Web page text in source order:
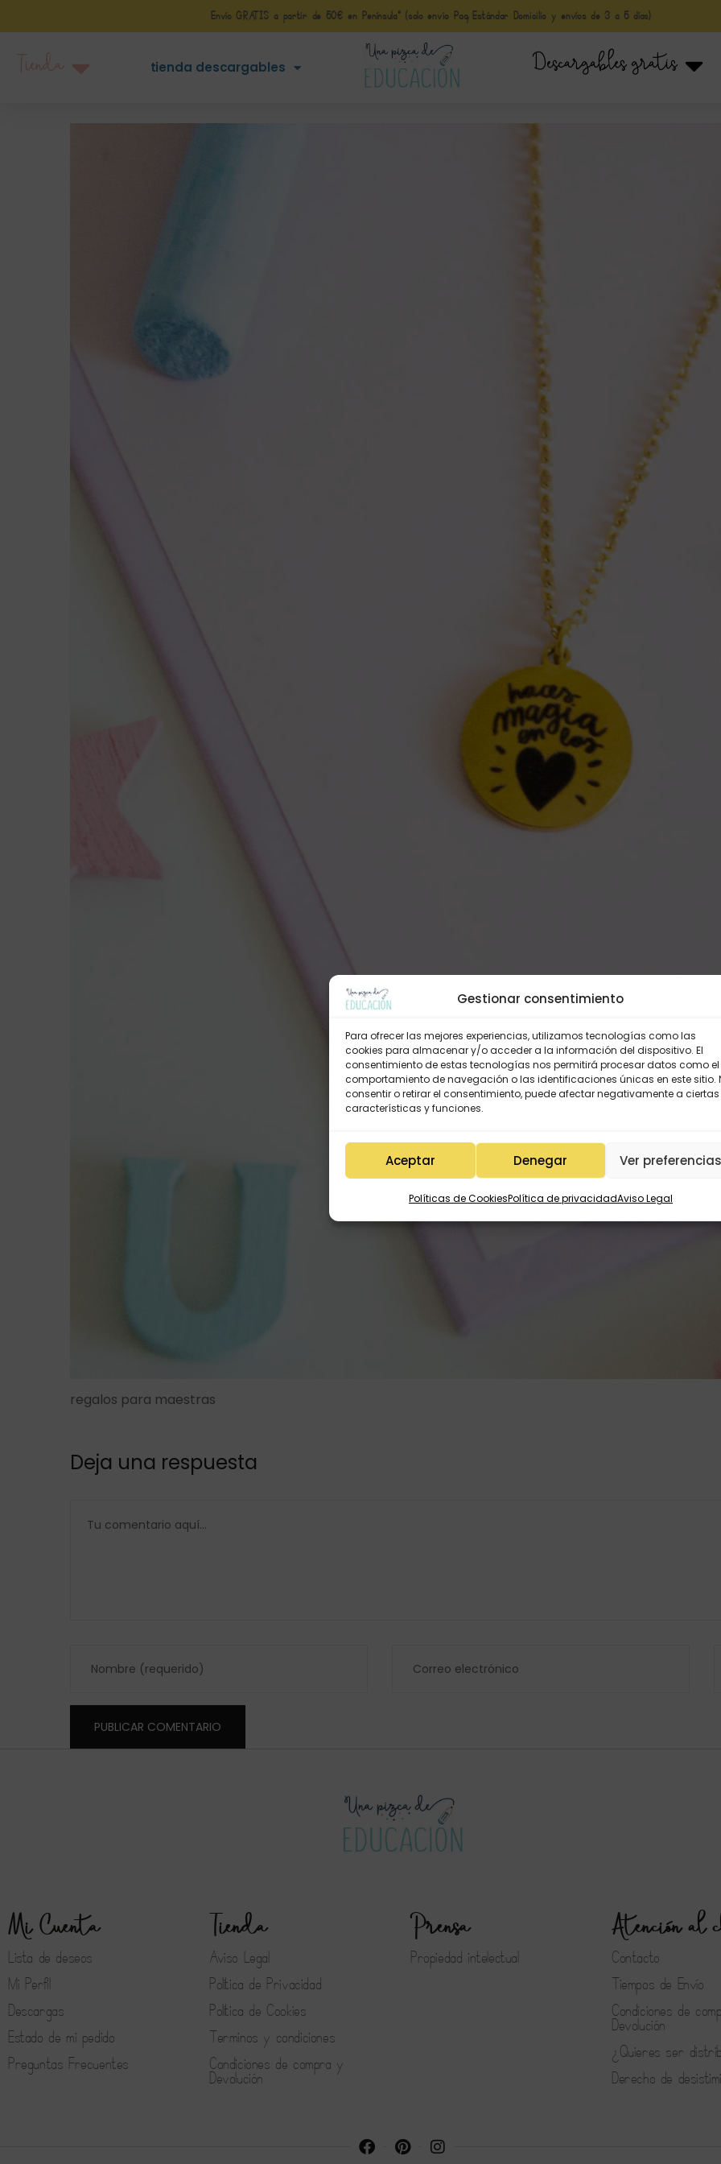
Gestionar consentimiento
Para ofrecer las mejores experiencias, utilizamos tecnologías como las
cookies para almacenar y/o acceder a la información del dispositivo. El
consentimiento de estas tecnologías nos permitirá procesar datos como el
comportamiento de navegación o las identificaciones únicas en este sitio.
consentir o retirar el consentimiento, puede afectar negativamente a ciertas
características y funciones.
Aceptar Denegar Ver
Políticas de CookiesPolítica de privacidadAviso Legal
Envío GRATIS a partir de 50€ en Península* (solo envio Paq Estándar Domicilio y envíos de 3 a 5 días)
tienda descargables Descargables gratis
regalos para maestras
Deja una respuesta
Mi Cuenta
Lista de deseos
Mi Perfil
Descargas
Estado de mi pedido
Preguntas Frecuentes
Tienda
Aviso Legal
Política de Privacidad
Política de Cookies
Terminos y condiciones
Condiciones de compra y
Devolución
Prensa
Propiedad intelectual
Atención al
Contacto
Tiempos de Envío
Condiciones de
Devolución
¿Quieres ser
Derecho de